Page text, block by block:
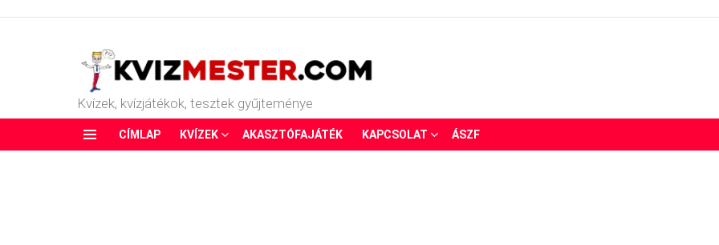
Kvízek, kvízjátékok, tesztek gyűjteménye
CÍMLAP KVÍZEK AKASZTÓFAJÁTÉK KAPCSOLAT ÁSZF